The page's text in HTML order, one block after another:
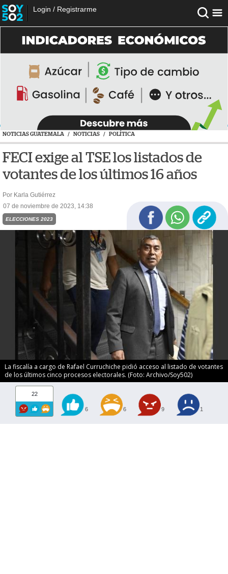
Login / Registrarme
NOTICIAS GUATEMALA / NOTICIAS / POLÍTICA
FECI exige al TSE los listados de
votantes de los últimos 16 años
Por Karla Gutiérrez
07 de noviembre de 2023, 14:38
ELECCIONES 2023
La fiscalía a cargo de Rafael Curruchiche pidió acceso al listado de votantes
de los últimos cinco procesos electorales. (Foto: Archivo/Soy502)
22
6 6 9 1